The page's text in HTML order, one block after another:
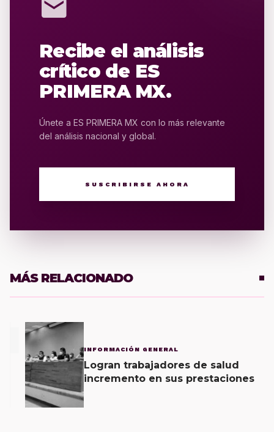
mail
Recibe el análisis
crítico de ES
PRIMERA MX.
Únete a ES PRIMERA MX con lo más relevante
del análisis nacional y global.
SUSCRIBIRSE AHORA
MÁS RELACIONADO
INFORMACIÓN GENERAL
Logran trabajadores de salud
incremento en sus prestaciones